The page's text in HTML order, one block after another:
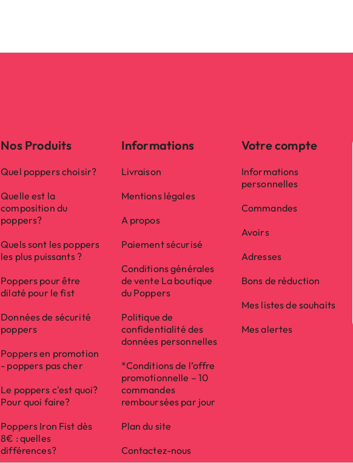
(10 avis)
Nos Produits
Quel poppers choisir?
Quelle est la
composition du
poppers?
Quels sont les poppers
les plus puissants ?
Poppers pour être
dilaté pour le fist
Données de sécurité
poppers
Poppers en promotion
- poppers pas cher
Le poppers c'est quoi?
Pour quoi faire?
Poppers Iron Fist dès
8€ : quelles
différences?
Informations
Livraison
Mentions légales
A propos
Paiement sécurisé
Conditions générales
de vente La boutique
du Poppers
Politique de
confidentialité des
données personnelles
*Conditions de l’offre
promotionnelle – 10
commandes
remboursées par jour
Plan du site
Contactez-nous
Votre compte
Informations
personnelles
Commandes
Avoirs
Adresses
Bons de réduction
Mes listes de souhaits
Mes alertes